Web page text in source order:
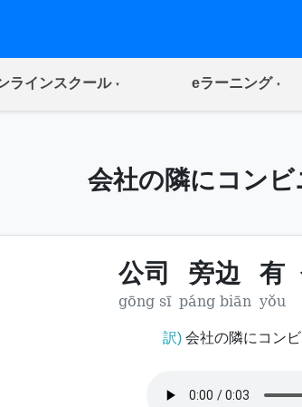
ラインスクール(current) eラーニング
会社の隣にコンビ
公司 旁边 有
gōng sī páng biān yǒu
訳)会社の隣にコンビ